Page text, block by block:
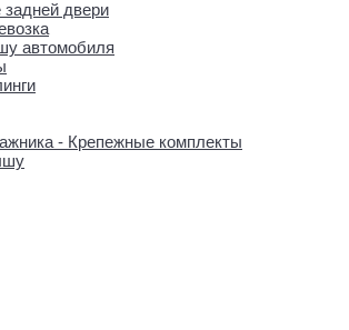
задней двери
автомобиля
- Крепежные комплекты